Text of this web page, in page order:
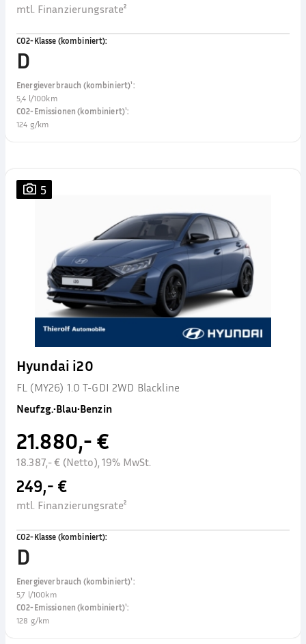
mtl. Finanzierungsrate²
CO2-Klasse (kombiniert):
D
Energieverbrauch (kombiniert)¹:
5,4 l/100km
CO2-Emissionen (kombiniert)¹:
124 g/km
5
Hyundai i20
FL (MY26) 1.0 T-GDI 2WD Blackline
Neufzg.•Blau•Benzin
21.880,- €
18.387,- € (Netto), 19% MwSt.
249,- €
mtl. Finanzierungsrate²
CO2-Klasse (kombiniert):
D
Energieverbrauch (kombiniert)¹:
5,7 l/100km
CO2-Emissionen (kombiniert)¹:
128 g/km